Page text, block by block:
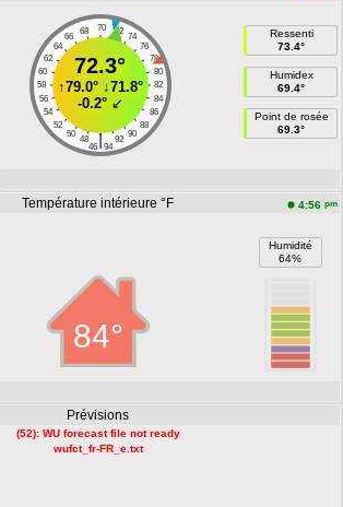
70
68 72
66
74
64
76
62
78
60
80
58
82
56
84
54
86
52
88
50
90
48 92
|
46 94
72.3°
↑79.0°↓71.8°
-0.2°↙
Ressenti
73.4°
Humidex
69.4°
Point de rosée
69.3°
Température intérieure °F 4:56 pm
84°
Humidité
64%
Prévisions
(52): WU forecast file not ready
wufct_fr-FR_e.txt